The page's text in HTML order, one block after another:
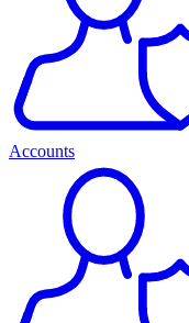
Accounts